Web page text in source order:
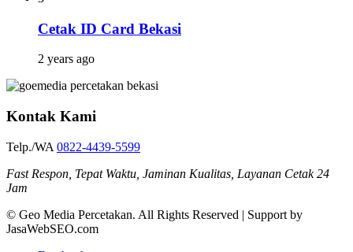
Cetak ID Card Bekasi
2 years ago
Kontak Kami
Telp./WA 0822-4439-5599
Fast Respon, Tepat Waktu, Jaminan Kualitas, Layanan Cetak 24
Jam
© Geo Media Percetakan. All Rights Reserved | Support by
JasaWebSEO.com